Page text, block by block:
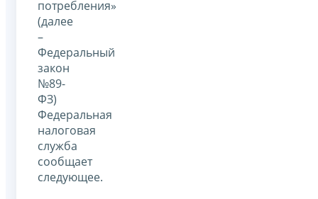
потребления»
(далее
–
Федеральный
закон
№89-
ФЗ)
Федеральная
налоговая
служба
сообщает
следующее.